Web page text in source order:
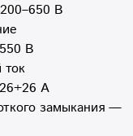
В
В
ток
А
замыкания —